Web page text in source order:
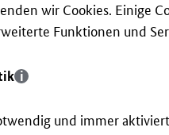
wir Cookies. Einige
Funktionen und
und immer